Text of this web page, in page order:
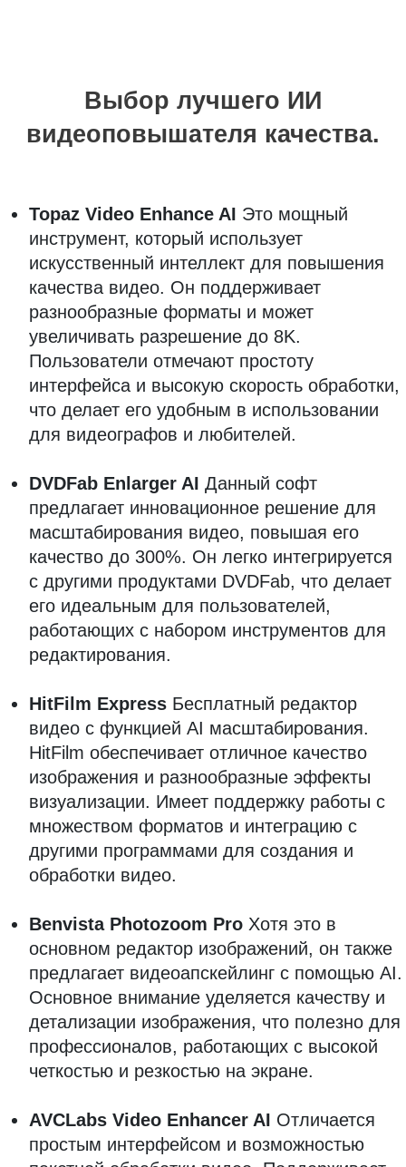
Выбор лучшего ИИ
видеоповышателя качества.
Topaz Video Enhance AI Это мощный
инструмент, который использует
искусственный интеллект для повышения
качества видео. Он поддерживает
разнообразные форматы и может
увеличивать разрешение до 8K.
Пользователи отмечают простоту
интерфейса и высокую скорость обработки,
что делает его удобным в использовании
для видеографов и любителей.
DVDFab Enlarger AI Данный софт
предлагает инновационное решение для
масштабирования видео, повышая его
качество до 300%. Он легко интегрируется
с другими продуктами DVDFab, что делает
его идеальным для пользователей,
работающих с набором инструментов для
редактирования.
HitFilm Express Бесплатный редактор
видео с функцией AI масштабирования.
HitFilm обеспечивает отличное качество
изображения и разнообразные эффекты
визуализации. Имеет поддержку работы с
множеством форматов и интеграцию с
другими программами для создания и
обработки видео.
Benvista Photozoom Pro Хотя это в
основном редактор изображений, он также
предлагает видеоапскейлинг с помощью AI.
Основное внимание уделяется качеству и
детализации изображения, что полезно для
профессионалов, работающих с высокой
четкостью и резкостью на экране.
AVCLabs Video Enhancer AI Отличается
простым интерфейсом и возможностью